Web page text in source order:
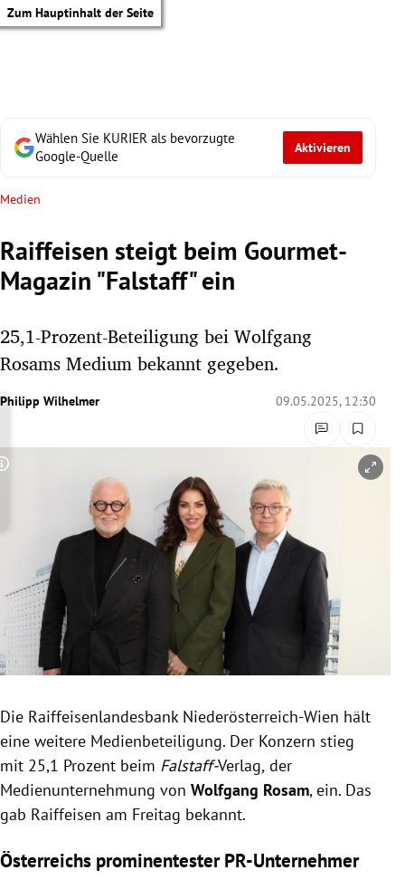
Zum Hauptinhalt der Seite
Untermenü
Untermenü
Untermenü
Untermenü
Untermenü
Untermenü
Untermenü
Wählen Sie KURIER als bevorzugte
Google-Quelle
Aktivieren
Medien
Raiffeisen steigt beim Gourmet-
Magazin "Falstaff" ein
25,1-Prozent-Beteiligung bei Wolfgang
Rosams Medium bekannt gegeben.
Philipp Wilhelmer 09.05.2025, 12:30
Copyright-Hinweis öffnen/schließen
Die Raiffeisenlandesbank Niederösterreich-Wien hält
eine weitere Medienbeteiligung. Der Konzern stieg
mit 25,1 Prozent beim Falstaff-Verlag, der
Medienunternehmung von Wolfgang Rosam, ein. Das
gab Raiffeisen am Freitag bekannt.
Österreichs prominentester PR-Unternehmer